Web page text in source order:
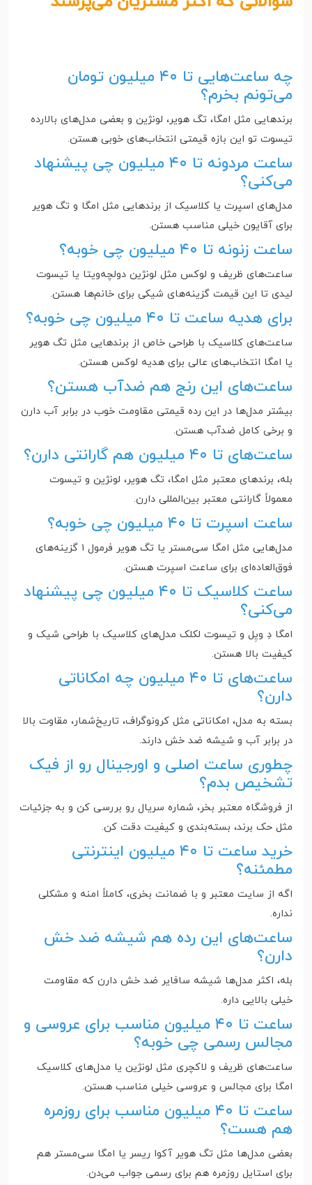
چه ساعت‌هایی تا ۴۰ میلیون تومان
می‌تونم بخرم؟
برندهایی مثل امگا، تگ هویر، لونژین و بعضی مدل‌های بالارده
تیسوت تو این بازه قیمتی انتخاب‌های خوبی هستن.
ساعت مردونه تا ۴۰ میلیون چی پیشنهاد
می‌کنی؟
مدل‌های اسپرت یا کلاسیک از برندهایی مثل امگا و تگ هویر
برای آقایون خیلی مناسب هستن.
ساعت زنونه تا ۴۰ میلیون چی خوبه؟
ساعت‌های ظریف و لوکس مثل لونژین دولچه‌ویتا یا تیسوت
لیدی تا این قیمت گزینه‌های شیکی برای خانم‌ها هستن.
برای هدیه ساعت تا ۴۰ میلیون چی خوبه؟
ساعت‌های کلاسیک با طراحی خاص از برندهایی مثل تگ هویر
یا امگا انتخاب‌های عالی برای هدیه لوکس هستن.
ساعت‌های این رنج هم ضدآب هستن؟
بیشتر مدل‌ها در این رده قیمتی مقاومت خوب در برابر آب دارن
و برخی کامل ضدآب هستن.
ساعت‌های تا ۴۰ میلیون هم گارانتی دارن؟
بله، برندهای معتبر مثل امگا، تگ هویر، لونژین و تیسوت
معمولاً گارانتی معتبر بین‌المللی دارن.
ساعت اسپرت تا ۴۰ میلیون چی خوبه؟
مدل‌هایی مثل امگا سی‌مستر یا تگ هویر فرمول ۱ گزینه‌های
فوق‌العاده‌ای برای ساعت اسپرت هستن.
ساعت کلاسیک تا ۴۰ میلیون چی پیشنهاد
می‌کنی؟
امگا دِ ویِل و تیسوت لکلک مدل‌های کلاسیک با طراحی شیک و
کیفیت بالا هستن.
ساعت‌های تا ۴۰ میلیون چه امکاناتی
دارن؟
بسته به مدل، امکاناتی مثل کرونوگراف، تاریخ‌شمار، مقاوت بالا
در برابر آب و شیشه ضد خش دارند.
چطوری ساعت اصلی و اورجینال رو از فیک
تشخیص بدم؟
از فروشگاه معتبر بخر، شماره سریال رو بررسی کن و به جزئیات
مثل حک برند، بسته‌بندی و کیفیت دقت کن.
خرید ساعت تا ۴۰ میلیون اینترنتی
مطمئنه؟
اگه از سایت معتبر و با ضمانت بخری، کاملاً امنه و مشکلی
نداره.
ساعت‌های این رده هم شیشه ضد خش
دارن؟
بله، اکثر مدل‌ها شیشه سافایر ضد خش دارن که مقاومت
خیلی بالایی داره.
ساعت تا ۴۰ میلیون مناسب برای عروسی و
مجالس رسمی چی خوبه؟
ساعت‌های ظریف و لاکچری مثل لونژین یا مدل‌های کلاسیک
امگا برای مجالس و عروسی خیلی مناسب هستن.
ساعت تا ۴۰ میلیون مناسب برای روزمره
هم هست؟
بعضی مدل‌ها مثل تگ هویر آکوا ریسر یا امگا سی‌مستر هم
برای استایل روزمره هم برای رسمی جواب می‌دن.